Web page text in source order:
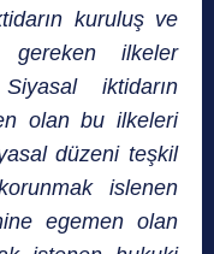
kuruluş ve
gereken ilkeler
iktidarın
olan bu ilkeleri
düzeni teşkil
islenen
egemen olan